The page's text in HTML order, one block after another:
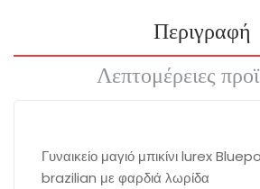
Περιγραφή
Λεπτομέρειες
Γυναικείο μαγιό μπικίνι lurex
brazilian με φαρδιά λωρίδα